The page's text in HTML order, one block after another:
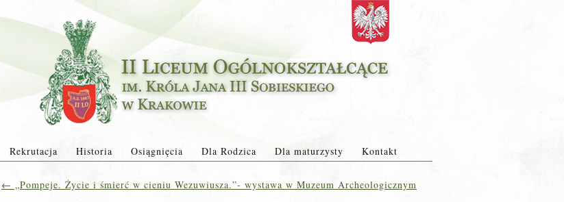
Rekrutacja Historia Osiągnięcia Dla Rodzica Dla maturzysty Kontakt
← „Pompeje. Życie i śmierć w cieniu Wezuwiusza.”- wystawa w Muzeum Archeologicznym